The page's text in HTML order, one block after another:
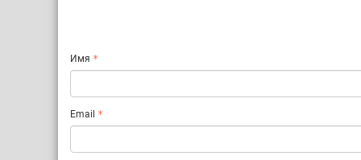
Имя
Email